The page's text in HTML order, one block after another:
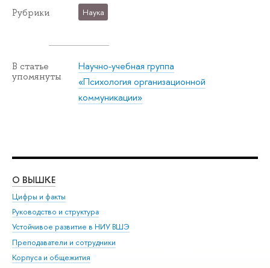
Рубрики Наука
В статье
упомянуты
Научно-учебная группа
«Психология организационной
коммуникации»
О ВЫШКЕ
Цифры и факты
Руководство и структура
Устойчивое развитие в НИУ ВШЭ
Преподаватели и сотрудники
Корпуса и общежития